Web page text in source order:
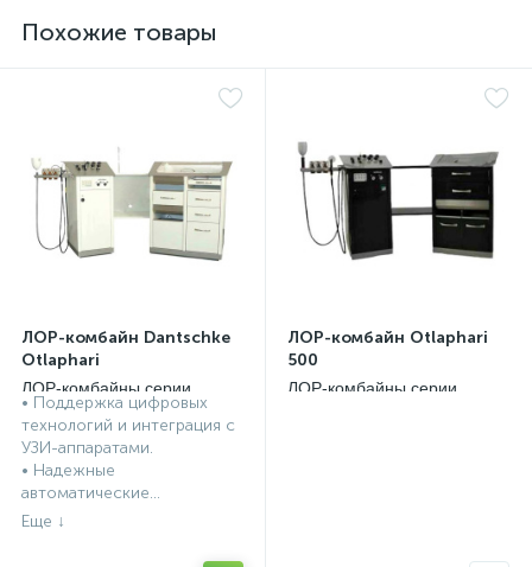
Похожие товары
ЛОР-комбайн Dantschke
Otlaphari
ЛОР-комбайны серии
Otlaphari Dantschke,
Германия
• Поддержка цифровых
технологий и интеграция с
УЗИ-аппаратами.
• Надежные
автоматические...
ЛОР-комбайн Otlaphari
500
ЛОР-комбайны серии